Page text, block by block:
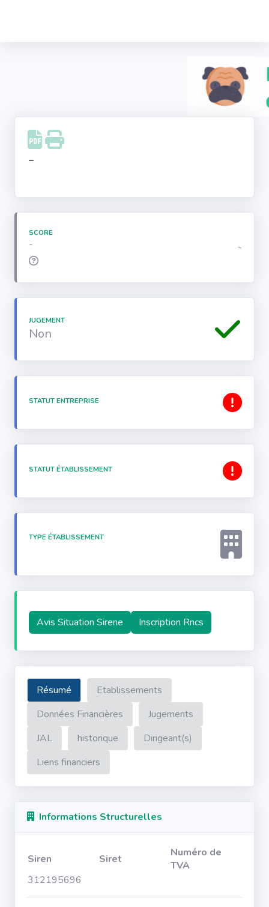
Facebook
Instagram
-
SCORE
- -
JUGEMENT
Non
STATUT ENTREPRISE
STATUT ÉTABLISSEMENT
TYPE ÉTABLISSEMENT
Avis Situation Sirene Inscription Rncs
Résumé
Etablissements
Données Financières
Jugements
JAL
historique
Dirigeant(s)
Liens financiers
Informations Structurelles
Siren Siret
Numéro de
TVA
312195696